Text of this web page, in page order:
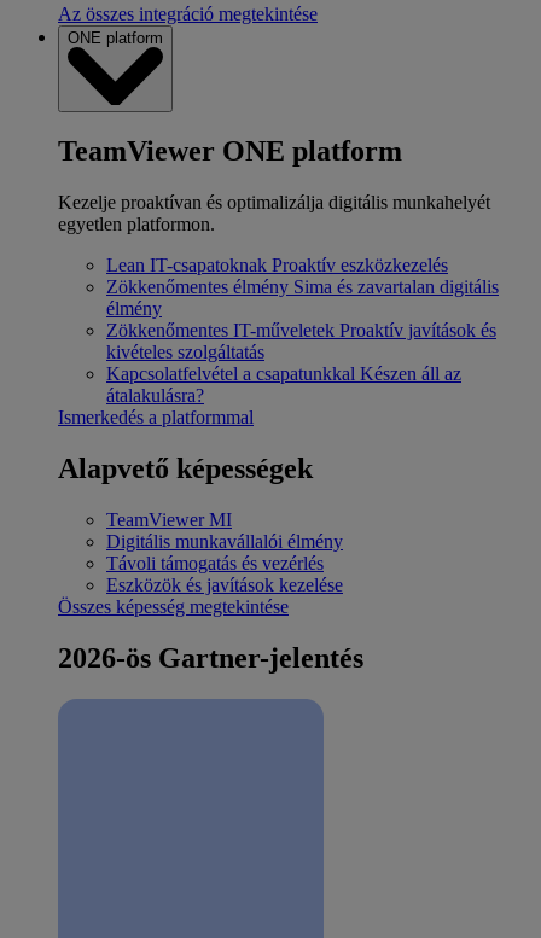
Az összes integráció megtekintése
ONE platform
TeamViewer ONE platform
Kezelje proaktívan és optimalizálja digitális munkahelyét
egyetlen platformon.
Lean IT-csapatoknak Proaktív eszközkezelés
Zökkenőmentes élmény Sima és zavartalan digitális
élmény
Zökkenőmentes IT-műveletek Proaktív javítások és
kivételes szolgáltatás
Kapcsolatfelvétel a csapatunkkal Készen áll az
átalakulásra?
Ismerkedés a platformmal
Alapvető képességek
TeamViewer MI
Digitális munkavállalói élmény
Távoli támogatás és vezérlés
Eszközök és javítások kezelése
Összes képesség megtekintése
2026-ös Gartner-jelentés